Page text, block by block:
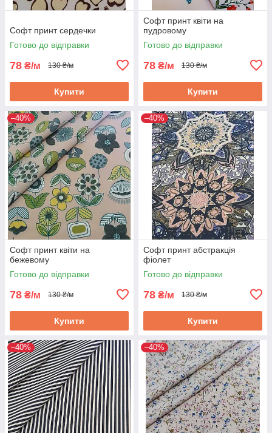
Софт принт сердечки
Готово до відправки
78 ₴/м 130 ₴/м
Купити
Софт принт квіти на
пудровому
Готово до відправки
78 ₴/м 130 ₴/м
Купити
–40%
Софт принт квіти на
бежевому
Готово до відправки
78 ₴/м 130 ₴/м
Купити
–40%
Софт принт абстракція
фіолет
Готово до відправки
78 ₴/м 130 ₴/м
Купити
–40% –40%